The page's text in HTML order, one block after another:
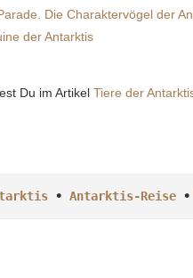
Die Charaktervögel der
der Antarktis
Du im Artikel Tiere der
• Antarktis-Reise •